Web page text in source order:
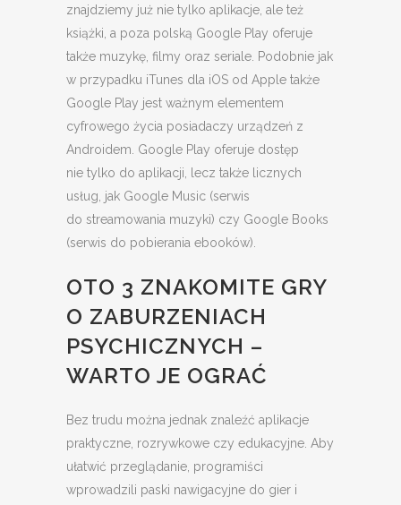
znajdziemy już nie tylko aplikacje, ale też
książki, a poza polską Google Play oferuje
także muzykę, filmy oraz seriale. Podobnie jak
w przypadku iTunes dla iOS od Apple także
Google Play jest ważnym elementem
cyfrowego życia posiadaczy urządzeń z
Androidem. Google Play oferuje dostęp
nie tylko do aplikacji, lecz także licznych
usług, jak Google Music (serwis
do streamowania muzyki) czy Google Books
(serwis do pobierania ebooków).
OTO 3 ZNAKOMITE GRY
O ZABURZENIACH
PSYCHICZNYCH –
WARTO JE OGRAĆ
Bez trudu można jednak znaleźć aplikacje
praktyczne, rozrywkowe czy edukacyjne. Aby
ułatwić przeglądanie, programiści
wprowadzili paski nawigacyjne do gier i